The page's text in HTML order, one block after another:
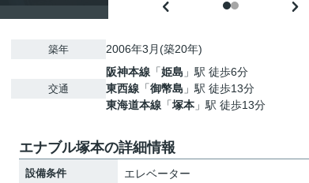
築年 2006年3月(築20年)
交通
阪神本線 「姫島 」駅 徒歩6分
東西線 「御幣島 」駅 徒歩13分
東海道本線 「塚本 」駅 徒歩13分
エナブル塚本の詳細情報
設備条件
エレベーター